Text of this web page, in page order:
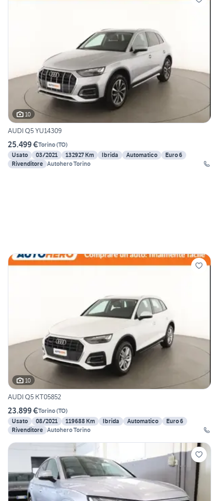
10
AUDI Q5 YU14309
25.499 €Torino(TO)
Usato
03/2021 132927 Km Ibrida Automatico
Euro 6
Rivenditore Autohero Torino
10
AUDI Q5 KT05852
23.899 €Torino(TO)
Usato
08/2021 119688 Km Ibrida Automatico
Euro 6
Rivenditore Autohero Torino